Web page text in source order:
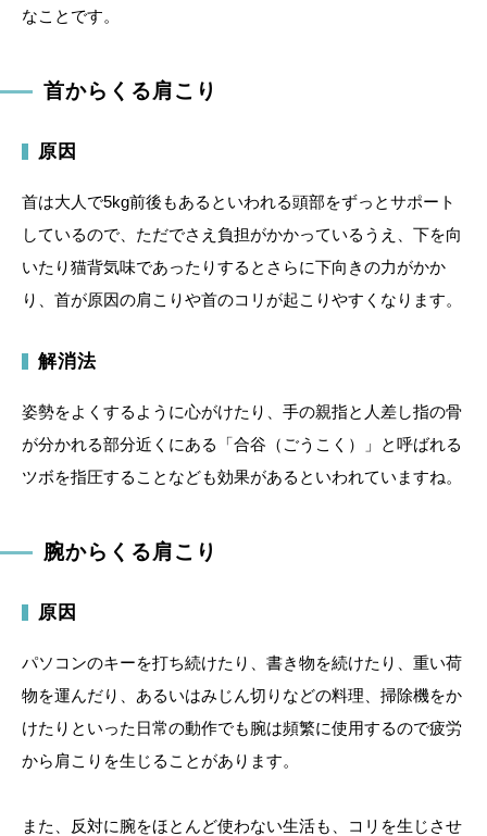
なことです。
首からくる肩こり
原因
首は大人で5kg前後もあるといわれる頭部をずっとサポート
しているので、ただでさえ負担がかかっているうえ、下を向
いたり猫背気味であったりするとさらに下向きの力がかか
り、首が原因の肩こりや首のコリが起こりやすくなります。
解消法
姿勢をよくするように心がけたり、手の親指と人差し指の骨
が分かれる部分近くにある「合谷（ごうこく）」と呼ばれる
ツボを指圧することなども効果があるといわれていますね。
腕からくる肩こり
原因
パソコンのキーを打ち続けたり、書き物を続けたり、重い荷
物を運んだり、あるいはみじん切りなどの料理、掃除機をか
けたりといった日常の動作でも腕は頻繁に使用するので疲労
から肩こりを生じることがあります。
また、反対に腕をほとんど使わない生活も、コリを生じさせ